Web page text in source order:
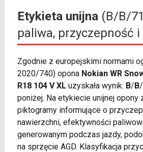
Etykieta unijna(B/B/
paliwa, przyczepność i
Zgodnie z europejskimi normami
2020/740) opona Nokian WR
R18 104 V XLuzyskała wynik: B/B/
poniżej. Na etykiecie unijnej opony
piktogramy informujące o
nawierzchni, efektywności
generowanym podczas jazdy,
na sprzęcie AGD. Klasyfikacja